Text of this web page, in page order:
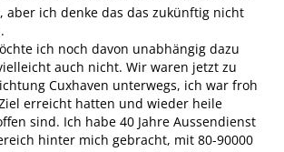
aber ich denke das das zukünftig nicht
ich noch davon unabhängig dazu
auch nicht. Wir waren jetzt zu
Cuxhaven unterwegs, ich war froh
erreicht hatten und wieder heile
sind. Ich habe 40 Jahre Aussendienst
hinter mich gebracht, mit 80-90000